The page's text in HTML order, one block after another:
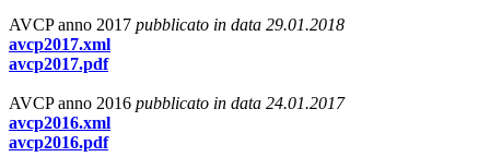
AVCP anno 2017 pubblicato in data 29.01.2018
avcp2017.xml
avcp2017.pdf
AVCP anno 2016 pubblicato in data 24.01.2017
avcp2016.xml
avcp2016.pdf